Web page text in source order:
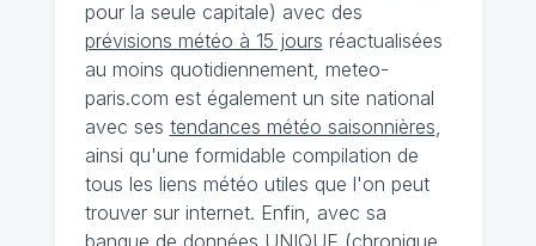
pour la seule capitale) avec des
prévisions météo à 15 jours réactualisées
au moins quotidiennement, meteo-
paris.com est également un site national
avec ses tendances météo saisonnières,
ainsi qu'une formidable compilation de
tous les liens météo utiles que l'on peut
trouver sur internet. Enfin, avec sa
banque de données UNIQUE (chronique